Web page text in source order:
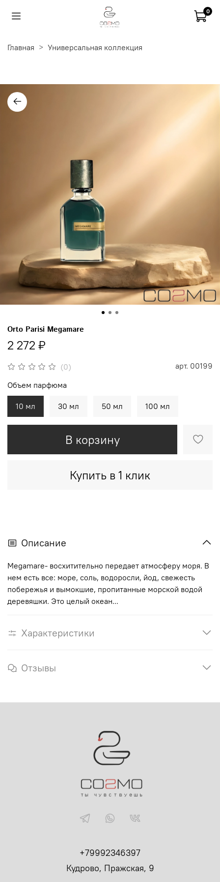
0
Главная Универсальная коллекция
(0) арт. 00199
Orto Parisi Megamare
2 272 ₽
В корзину
Купить в 1 клик
Объем парфюма
10 мл 30 мл 50 мл 100 мл
Описание
Megamare- восхитительно передает атмосферу моря. В
нем есть все: море, соль, водоросли, йод, свежесть
побережья и вымокшие, пропитанные морской водой
деревяшки. Это целый океан...
Характеристики
Отзывы
+79992346397
Кудрово, Пражская, 9